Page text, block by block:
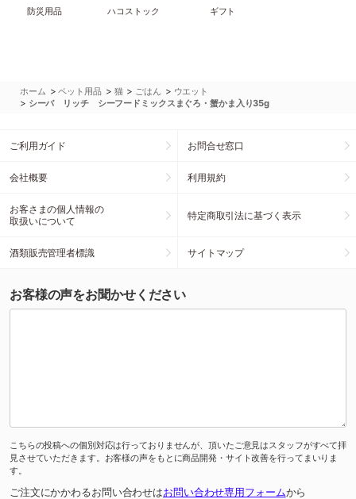
防災用品 ハコストック ギフト
ホーム >ペット用品 > 猫 > ごはん > ウエット
> シーバ リッチ シーフードミックスまぐろ・蟹かま入り35g
ご利用ガイド お問合せ窓口
会社概要 利用規約
お客さまの個人情報の
取扱いについて
特定商取引法に基づく表示
酒類販売管理者標識 サイトマップ
お客様の声をお聞かせください
こちらの投稿への個別対応は行っておりませんが、頂いたご意見はスタッフがすべて拝
見させていただきます。お客様の声をもとに商品開発・サイト改善を行ってまいりま
す。
ご注文にかかわるお問い合わせはお問い合わせ専用フォームから